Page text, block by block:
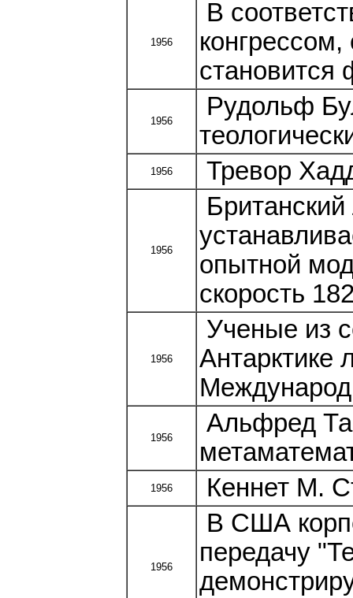
1956
В
становится
1956
Рудольф
1956 Тревор
1956
опытной
скорость
1956
Ученые из
Антарктике
1956
Альфред
1956 Кеннет М.
1956
В США
передачу